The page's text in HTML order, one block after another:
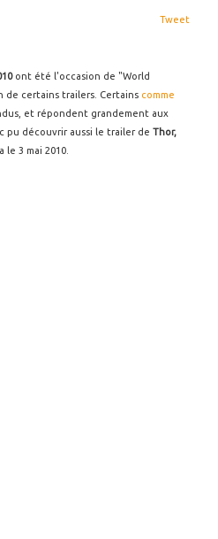
Tweet
ont été l'occasion de "World
de certains trailers. Certains comme
et répondent grandement aux
pu découvrir aussi le trailer de Thor,
le 3 mai 2010.